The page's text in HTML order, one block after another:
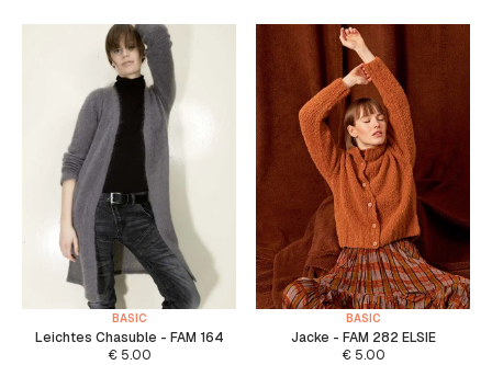
BASIC
Leichtes Chasuble - FAM 164
€5.00
BASIC
Jacke - FAM 282 ELSIE
€5.00